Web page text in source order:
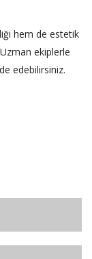
hem de estetik
ekiplerle
edebilirsiniz.